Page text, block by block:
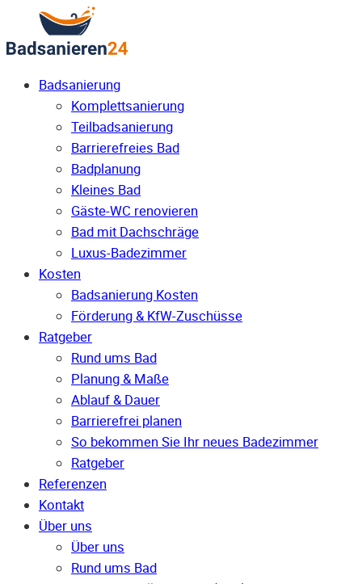
Badsanierung
Komplettsanierung
Teilbadsanierung
Barrierefreies Bad
Badplanung
Kleines Bad
Gäste-WC renovieren
Bad mit Dachschräge
Luxus-Badezimmer
Kosten
Badsanierung Kosten
Förderung & KfW-Zuschüsse
Ratgeber
Rund ums Bad
Planung & Maße
Ablauf & Dauer
Barrierefrei planen
So bekommen Sie Ihr neues Badezimmer
Ratgeber
Referenzen
Kontakt
Über uns
Über uns
Rund ums Bad